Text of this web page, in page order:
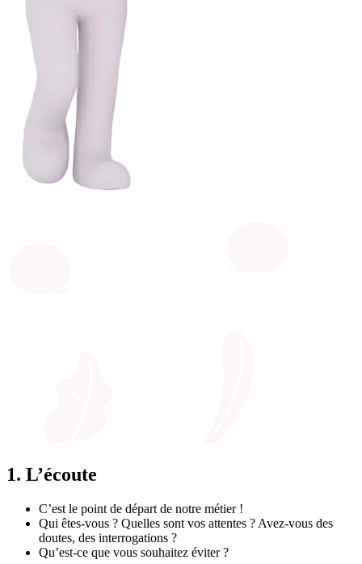
1. L’écoute
C’est le point de départ de notre métier !
Qui êtes-vous ? Quelles sont vos attentes ? Avez-vous des
doutes, des interrogations ?
Qu’est-ce que vous souhaitez éviter ?